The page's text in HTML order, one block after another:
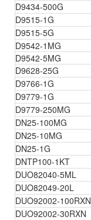
D9434-500G
D9515-1G
D9515-5G
D9542-1MG
D9542-5MG
D9628-25G
D9766-1G
D9779-1G
D9779-250MG
DN25-100MG
DN25-10MG
DN25-1G
DNTP100-1KT
DUO82040-5ML
DUO82049-20L
DUO92002-100RXN
DUO92002-30RXN